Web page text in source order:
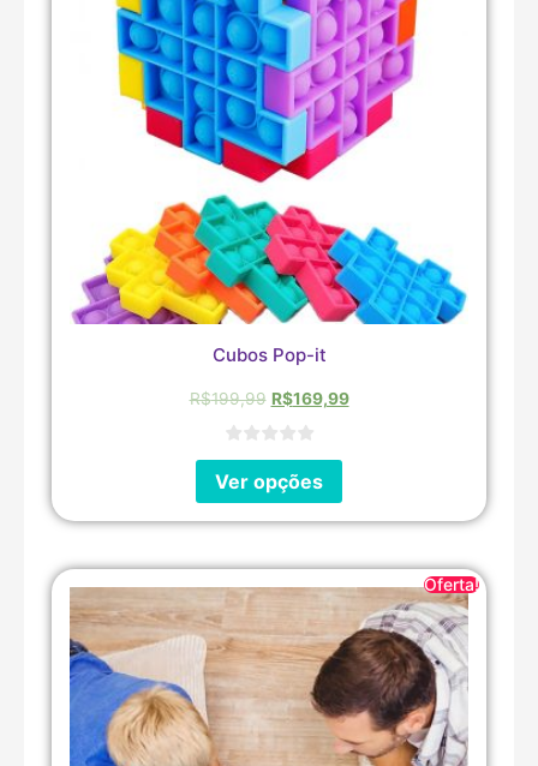
Cubos Pop-it
R$199,99 R$169,99
Ver opções
Oferta!